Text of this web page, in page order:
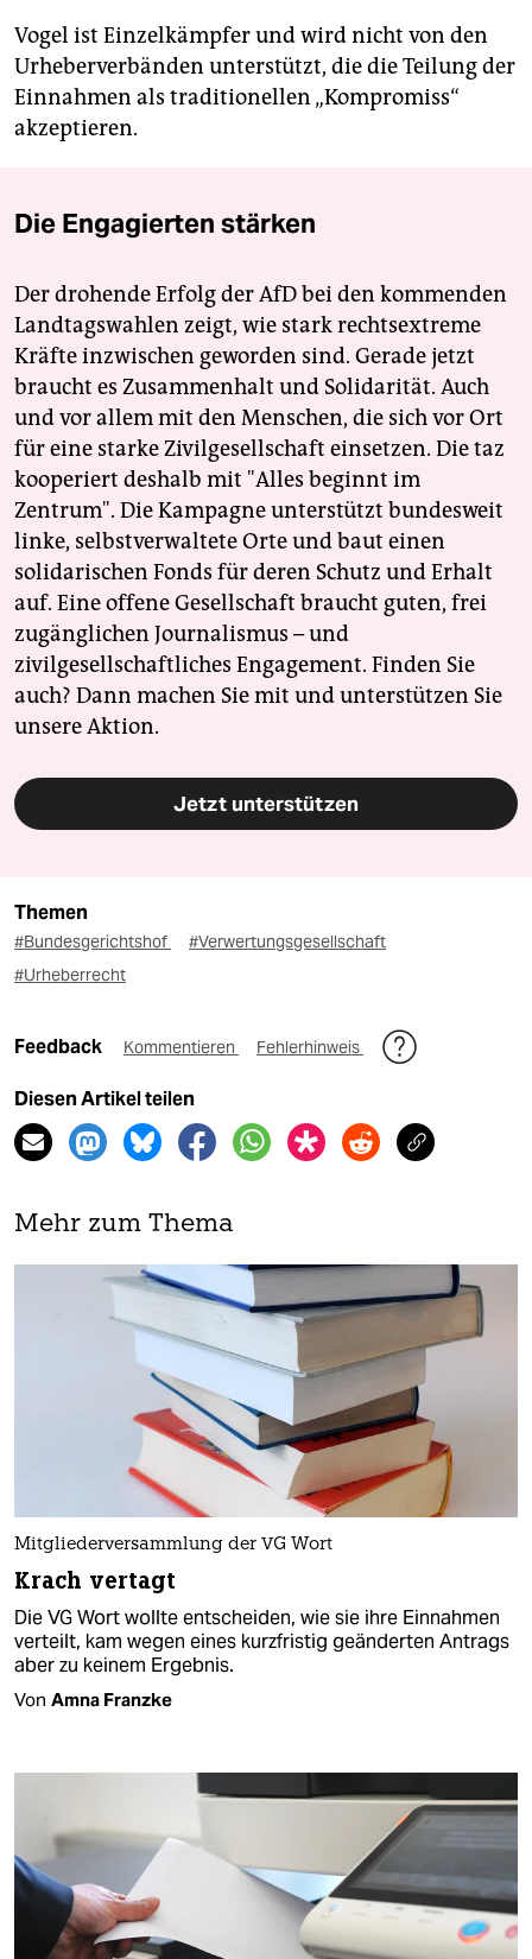
Vogel ist Einzelkämpfer und wird nicht von den
Urheberverbänden unterstützt, die die Teilung der
Einnahmen als traditionellen „Kompromiss“
akzeptieren.
Die Engagierten stärken
Der drohende Erfolg der AfD bei den kommenden
Landtagswahlen zeigt, wie stark rechtsextreme
Kräfte inzwischen geworden sind. Gerade jetzt
braucht es Zusammenhalt und Solidarität. Auch
und vor allem mit den Menschen, die sich vor Ort
für eine starke Zivilgesellschaft einsetzen. Die taz
kooperiert deshalb mit "Alles beginnt im
Zentrum". Die Kampagne unterstützt bundesweit
linke, selbstverwaltete Orte und baut einen
solidarischen Fonds für deren Schutz und Erhalt
auf. Eine offene Gesellschaft braucht guten, frei
zugänglichen Journalismus – und
zivilgesellschaftliches Engagement. Finden Sie
auch? Dann machen Sie mit und unterstützen Sie
unsere Aktion.
Jetzt unterstützen
Themen
#Bundesgerichtshof
#Verwertungsgesellschaft
#Urheberrecht
Feedback Kommentieren Fehlerhinweis
Diesen Artikel teilen
Mehr zum Thema
Mitgliederversammlung der VG Wort
Krach vertagt
Die VG Wort wollte entscheiden, wie sie ihre Einnahmen
verteilt, kam wegen eines kurzfristig geänderten Antrags
aber zu keinem Ergebnis.
Von Amna Franzke